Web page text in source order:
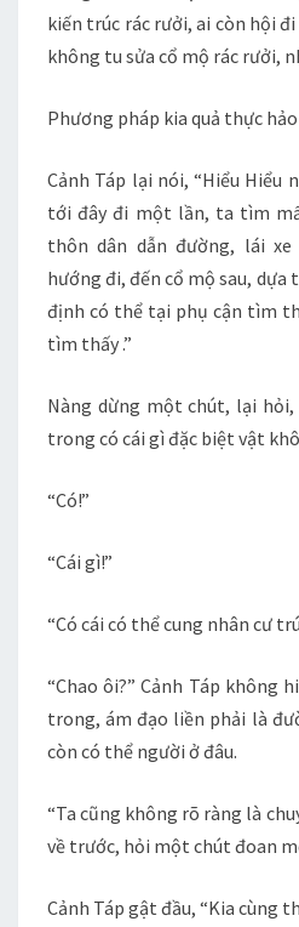
kiến trúc rác rưởi, ai còn hội
không tu sửa cổ mộ rác rưởi,
Phương pháp kia quả thực
Cảnh Táp lại nói, “Hiểu Hiểu
tới đây đi một lần, ta tìm
thôn dân dẫn đường, lái
hướng đi, đến cổ mộ sau, dựa
định có thể tại phụ cận tìm
tìm thấy .”
Nàng dừng một chút, lại hỏi,
trong có cái gì đặc biệt vật
“Có!”
“Cái gì!”
“Có cái có thể cung nhân cư
“Chao ôi?” Cảnh Táp không
trong, ám đạo liền phải là
còn có thể người ở đâu.
“Ta cũng không rõ ràng là
về trước, hỏi một chút đoan
Cảnh Táp gật đầu, “Kia cùng